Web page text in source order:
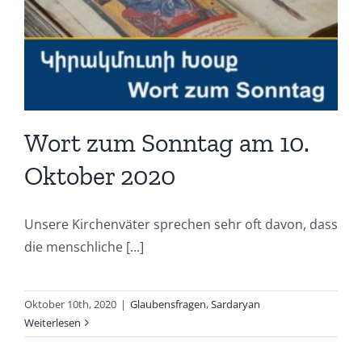
Wort zum Sonntag am 10.
Oktober 2020
Unsere Kirchenväter sprechen sehr oft davon, dass
die menschliche [...]
Oktober 10th, 2020 | Glaubensfragen,Sardaryan
Weiterlesen